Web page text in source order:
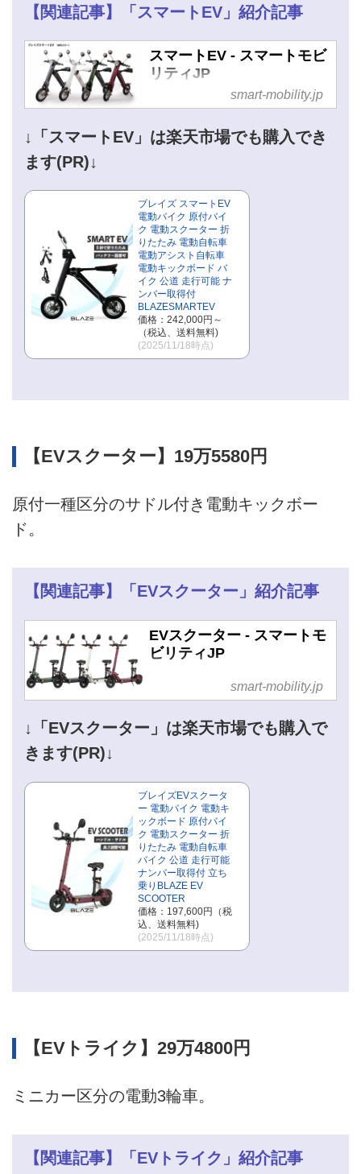
【関連記事】「スマートEV」紹介記事
スマートEV - スマートモビ
リティJP
smart-mobility.jp
↓「スマートEV」は楽天市場でも購入でき
ます(PR)↓
ブレイズ スマートEV
電動バイク 原付バイ
ク 電動スクーター 折
りたたみ 電動自転車
電動アシスト自転車
電動キックボード バ
イク 公道 走行可能 ナ
ンバー取得付
BLAZESMARTEV
価格：242,000円～
（税込、送料無料)
(2025/11/18時点)
【EVスクーター】19万5580円
原付一種区分のサドル付き電動キックボー
ド。
【関連記事】「EVスクーター」紹介記事
EVスクーター - スマートモ
ビリティJP
smart-mobility.jp
↓「EVスクーター」は楽天市場でも購入で
きます(PR)↓
ブレイズEVスクータ
ー 電動バイク 電動キ
ックボード 原付バイ
ク 電動スクーター 折
りたたみ 電動自転車
バイク 公道 走行可能
ナンバー取得付 立ち
乗りBLAZE EV
SCOOTER
価格：197,600円（税
込、送料無料)
(2025/11/18時点)
【EVトライク】29万4800円
ミニカー区分の電動3輪車。
【関連記事】「EVトライク」紹介記事